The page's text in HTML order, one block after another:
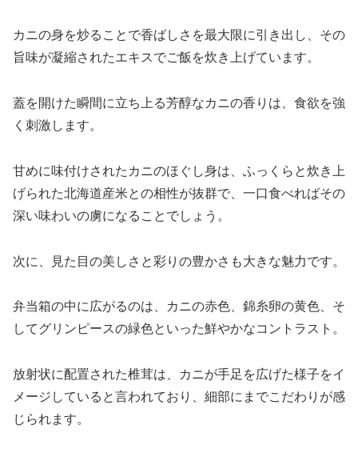
カニの身を炒ることで香ばしさを最大限に引き出し、その
旨味が凝縮されたエキスでご飯を炊き上げています。
蓋を開けた瞬間に立ち上る芳醇なカニの香りは、食欲を強
く刺激します。
甘めに味付けされたカニのほぐし身は、ふっくらと炊き上
げられた北海道産米との相性が抜群で、一口食べればその
深い味わいの虜になることでしょう。
次に、見た目の美しさと彩りの豊かさも大きな魅力です。
弁当箱の中に広がるのは、カニの赤色、錦糸卵の黄色、そ
してグリンピースの緑色といった鮮やかなコントラスト。
放射状に配置された椎茸は、カニが手足を広げた様子をイ
メージしていると言われており、細部にまでこだわりが感
じられます。